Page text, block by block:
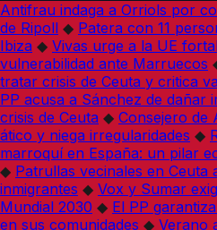
Antifrau indaga a Orriols por
de Ripoll ◆ Patera con 11
Ibiza ◆ Vivas urge a la UE
vulnerabilidad ante Marruecos
tratar crisis de Ceuta y critica
PP acusa a Sánchez de dañar
crisis de Ceuta ◆ Consejero de
ático y niega irregularidades ◆
marroquí en España: un pilar
◆ Patrullas vecinales en Ceuta
inmigrantes ◆ Vox y Sumar
Mundial 2030 ◆ El PP
en sus comunidades ◆ Verano